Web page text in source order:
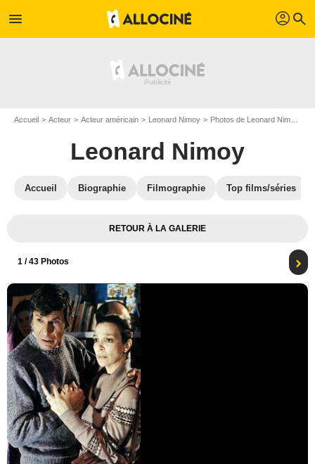
menu profil search
Accueil Acteur Acteur américain Leonard Nimoy Photos de Leonard Nimoy
Leonard Nimoy
Accueil Biographie Filmographie Top films/séries
RETOUR À LA GALERIE
1 / 43 Photos